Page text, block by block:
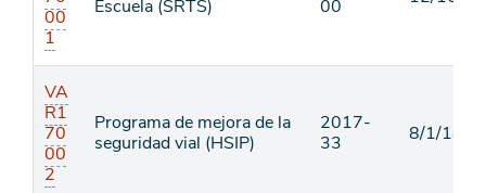
00
1
Escuela (SRTS) 00
VA
R1
70
00
2
Programa de mejora de la
seguridad vial (HSIP)
2017-
33
8/1/18